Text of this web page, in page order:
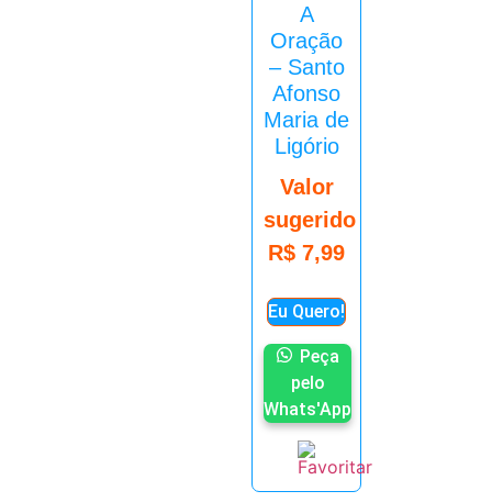
A
Oração
– Santo
Afonso
Maria de
Ligório
Valor
sugerido
R$ 7,99
Eu Quero!
Peça
pelo
Whats'App